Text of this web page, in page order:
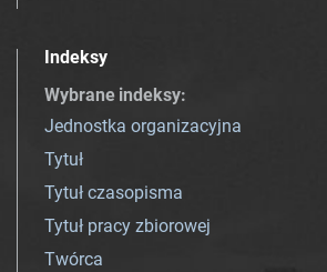
Indeksy
Wybrane indeksy:
Jednostka organizacyjna
Tytuł
Tytuł czasopisma
Tytuł pracy zbiorowej
Twórca